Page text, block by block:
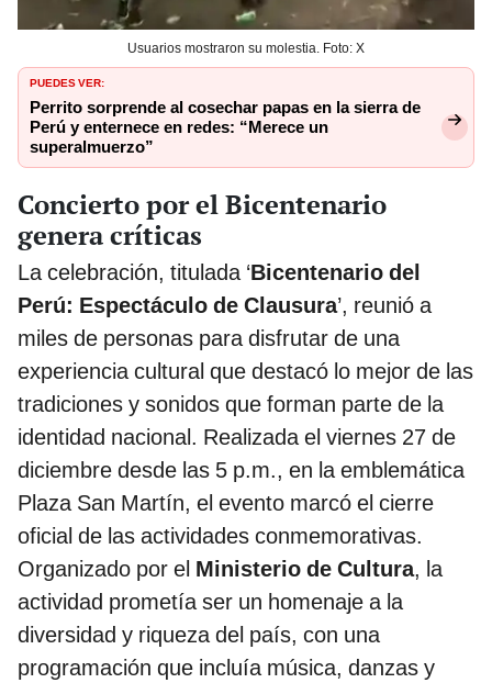
Usuarios mostraron su molestia. Foto: X
PUEDES VER:
Perrito sorprende al cosechar papas en la sierra de
Perú y enternece en redes: “Merece un
superalmuerzo”
Concierto por el Bicentenario
genera críticas
La celebración, titulada ‘Bicentenario del
Perú: Espectáculo de Clausura’, reunió a
miles de personas para disfrutar de una
experiencia cultural que destacó lo mejor de las
tradiciones y sonidos que forman parte de la
identidad nacional. Realizada el viernes 27 de
diciembre desde las 5 p.m., en la emblemática
Plaza San Martín, el evento marcó el cierre
oficial de las actividades conmemorativas.
Organizado por el Ministerio de Cultura, la
actividad prometía ser un homenaje a la
diversidad y riqueza del país, con una
programación que incluía música, danzas y